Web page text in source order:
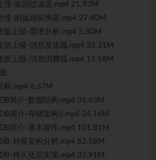
理-返回过滤器.mp4 21.93M
理-的返回装饰器.mp4 27.40M
据上报-需求分析.mp4 5.60M
据上报-消息发送端.mp4 35.31M
据上报-消息消费端.mp4 13.58M
标.mp4 6.67M
简介-数据结构.mp4 36.63M
简介-存储架构5.mp4 24.16M
简介-基本操作.mp4 101.81M
封装架构分析.mp4 53.18M
持久化层实现.mp4 37.91M